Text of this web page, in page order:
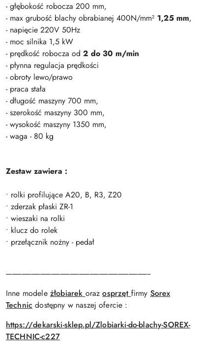
- głębokość robocza 200 mm,
- max grubość blachy obrabianej 400N/mm² 1,25 mm,
- napięcie 220V 50Hz
- moc silnika 1,5 kW
- prędkość robocza od 2 do 30 m/min
- płynna regulacja prędkości
- obroty lewo/prawo
- praca stała
- długość maszyny 700 mm,
- szerokość maszyny 300 mm,
- wysokość maszyny 1350 mm,
- waga - 80 kg
Zestaw zawiera :
• rolki profilujące A20, B, R3, Z20
• zderzak płaski ZR-1
• wieszaki na rolki
• klucz do rolek
• przełącznik nożny - pedał
---------------------------------------------------------------------------------------------
Inne modele żłobiarek oraz osprzęt firmy Sorex
Technic dostępny w naszej ofercie :
https://dekarski-sklep.pl/Zlobiarki-do-blachy-SOREX-
TECHNIC-c227